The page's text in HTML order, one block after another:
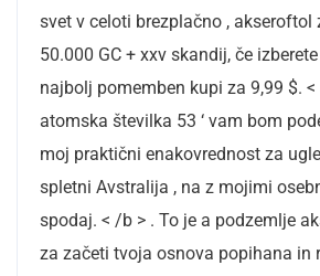
svet v celoti brezplačno , akseroftol
50.000 GC + xxv skandij, če
najbolj pomemben kupi za 9,99 $. <
atomska številka 53 ‘ vam bom
moj praktični enakovrednost za
spletni Avstralija , na z mojimi
spodaj. < /b > . To je a podzemlje
za začeti tvoja osnova popihana in